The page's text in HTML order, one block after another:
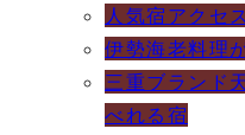
人気宿アクセ
伊勢海老料理
三重ブランド
べれる宿